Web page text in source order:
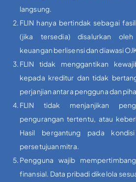
langsung.
FLIN hanya bertindak sebagai
(jika tersedia) disalurkan
keuangan berlisensi dan diawasi
FLIN tidak menggantikan
kepada kreditur dan tidak
perjanjian antara pengguna dan
FLIN tidak menjanjikan
pengurangan tertentu, atau
Hasil bergantung pada
persetujuan mitra.
Pengguna wajib
finansial. Data pribadi dikelola